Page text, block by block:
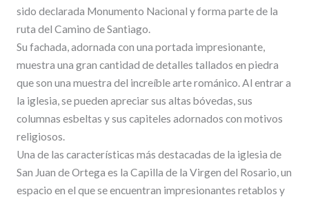
sido declarada Monumento Nacional y forma parte de la
ruta del Camino de Santiago.
Su fachada, adornada con una portada impresionante,
muestra una gran cantidad de detalles tallados en piedra
que son una muestra del increíble arte románico. Al entrar a
la iglesia, se pueden apreciar sus altas bóvedas, sus
columnas esbeltas y sus capiteles adornados con motivos
religiosos.
Una de las características más destacadas de la iglesia de
San Juan de Ortega es la Capilla de la Virgen del Rosario, un
espacio en el que se encuentran impresionantes retablos y